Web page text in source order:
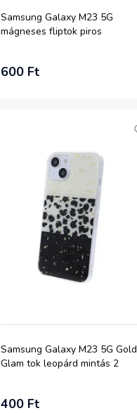
Samsung Galaxy M23 5G
mágneses fliptok piros
600 Ft
Samsung Galaxy M23 5G Gold
Glam tok leopárd mintás 2
400 Ft